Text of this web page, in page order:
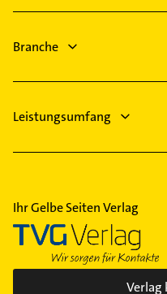
Rohrreinigung
Ärztehaus
Arzt
Klempner
Gasinstallateur
Branche
Leistungsumfang
Ihr Gelbe Seiten Verlag
Verlag